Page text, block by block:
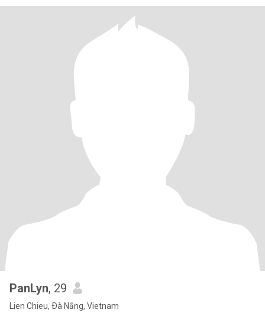
PanLyn, 29
Lien Chieu, Ðà Nẵng, Vietnam